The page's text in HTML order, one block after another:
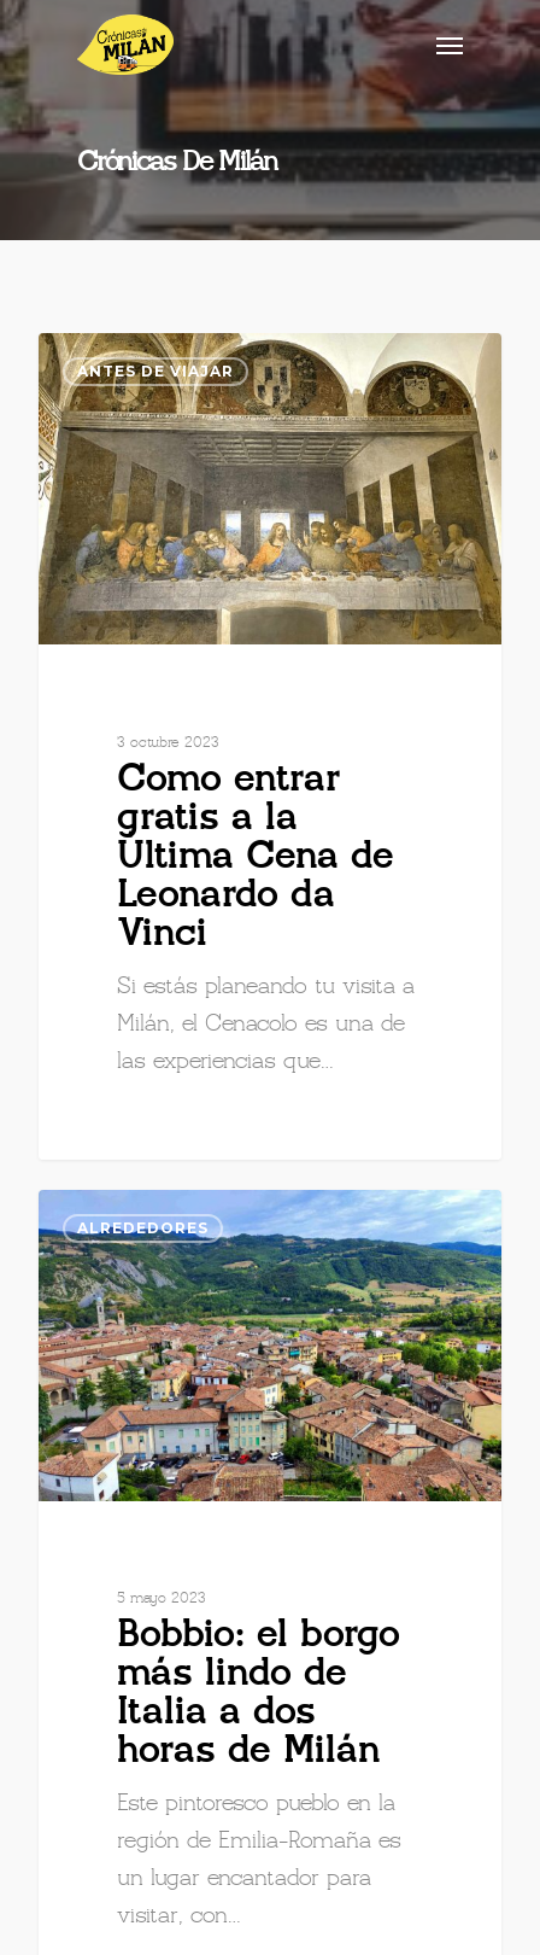
Crónicas De Milán
ANTES DE VIAJAR
3 octubre 2023
Como entrar
gratis a la
Última Cena de
Leonardo da
Vinci
Si estás planeando tu visita a
Milán, el Cenacolo es una de
las experiencias que…
ALREDEDORES
5 mayo 2023
Bobbio: el borgo
más lindo de
Italia a dos
horas de Milán
Este pintoresco pueblo en la
región de Emilia-Romaña es
un lugar encantador para
visitar, con…